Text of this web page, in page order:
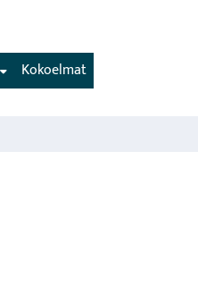
Kokoelmat